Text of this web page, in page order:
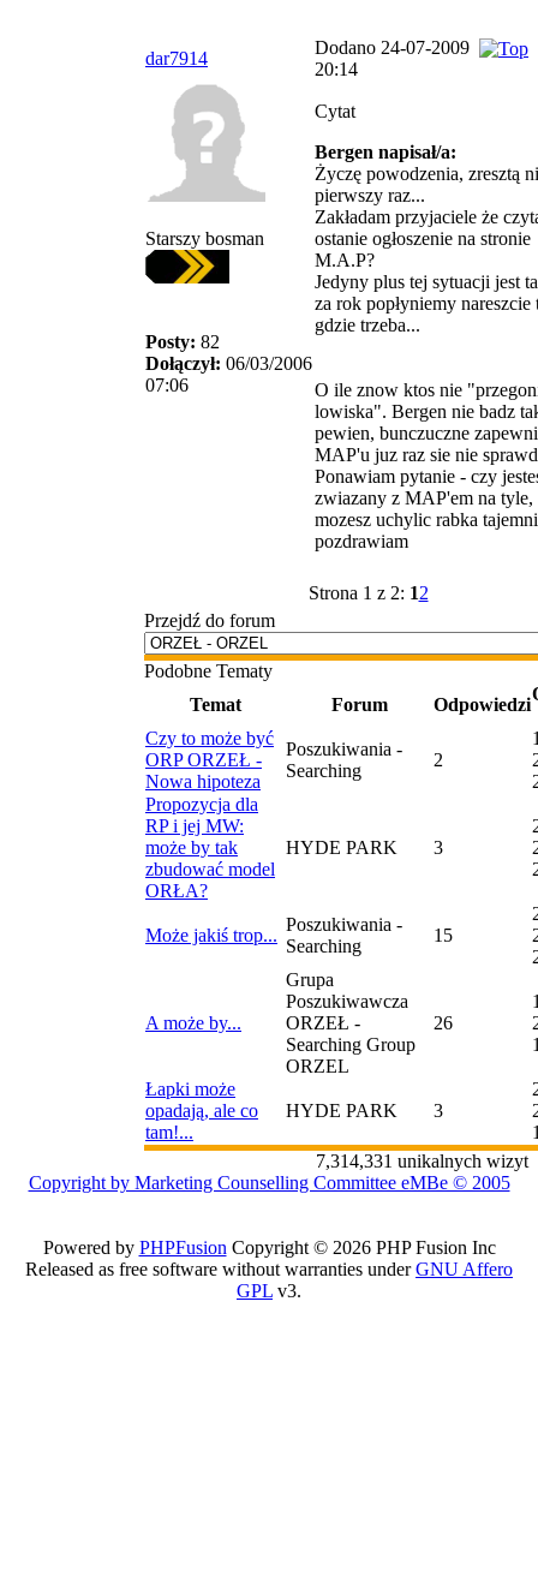
dar7914
Dodano 24-07-2009
20:14
Starszy bosman
Posty: 82
Dołączył: 06/03/2006
07:06
Cytat
Bergen napisał/a:
Życzę powodzenia, zresztą
pierwszy raz...
Zakładam przyjaciele że
ostanie ogłoszenie na stronie
M.A.P?
Jedyny plus tej sytuacji jest
za rok popłyniemy nareszcie
gdzie trzeba...
O ile znow ktos nie
lowiska". Bergen nie badz
pewien, bunczuczne
MAP'u juz raz sie nie
Ponawiam pytanie - czy
zwiazany z MAP'em na tyle,
mozesz uchylic rabka
pozdrawiam
Strona 1 z 2: 12
Przejdź do forum
Podobne Tematy
Temat
Forum Odpowiedzi
Czy to może być
ORP ORZEŁ -
Nowa hipoteza
Poszukiwania -
Searching
2
Propozycja dla
RP i jej MW:
może by tak
zbudować model
ORŁA?
HYDE PARK 3
Może jakiś trop...
Poszukiwania -
Searching
15
A może by...
Grupa
Poszukiwawcza
ORZEŁ -
Searching Group
ORZEL
26
Łapki może
opadają, ale co
tam!...
HYDE PARK 3
7,314,331 unikalnych wizyt
Copyright by Marketing Counselling Committee eMBe © 2005
Powered by PHPFusion Copyright © 2026 PHP Fusion Inc
Released as free software without warranties underGNU Affero
GPL v3.